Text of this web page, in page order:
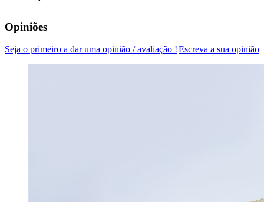
Opiniões
Escreva a sua opinião
Seja o primeiro a dar uma opinião / avaliação !